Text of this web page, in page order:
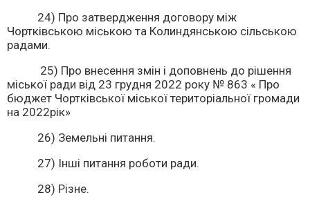
24) Про затвердження договору між
Чортківською міською та Колиндянською сільською
радами.
25) Про внесення змін і доповнень до рішення
міської ради від 23 грудня 2022 року № 863 « Про
бюджет Чортківської міської територіальної громади
на 2022рік»
26) Земельні питання.
27) Інші питання роботи ради.
28) Різне.